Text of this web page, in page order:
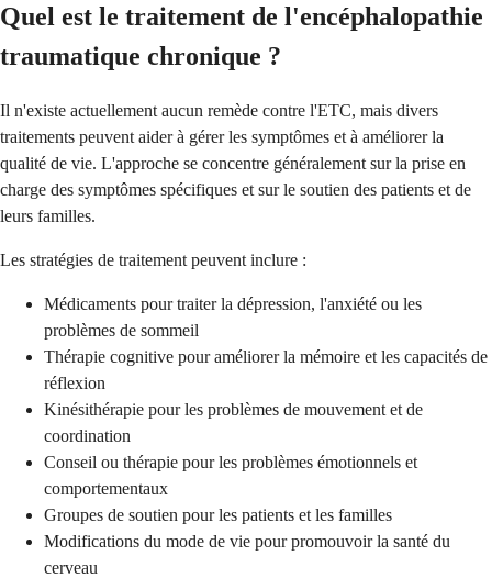
Quel est le traitement de l'encéphalopathie
traumatique chronique ?
Il n'existe actuellement aucun remède contre l'ETC, mais divers
traitements peuvent aider à gérer les symptômes et à améliorer la
qualité de vie. L'approche se concentre généralement sur la prise en
charge des symptômes spécifiques et sur le soutien des patients et de
leurs familles.
Les stratégies de traitement peuvent inclure :
Médicaments pour traiter la dépression, l'anxiété ou les
problèmes de sommeil
Thérapie cognitive pour améliorer la mémoire et les capacités de
réflexion
Kinésithérapie pour les problèmes de mouvement et de
coordination
Conseil ou thérapie pour les problèmes émotionnels et
comportementaux
Groupes de soutien pour les patients et les familles
Modifications du mode de vie pour promouvoir la santé du
cerveau